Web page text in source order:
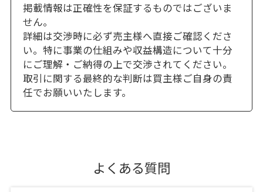
掲載情報は正確性を保証するものではございま
せん。
詳細は交渉時に必ず売主様へ直接ご確認くださ
い。特に事業の仕組みや収益構造について十分
にご理解・ご納得の上で交渉されてください。
取引に関する最終的な判断は買主様ご自身の責
任でお願いいたします。
よくある質問